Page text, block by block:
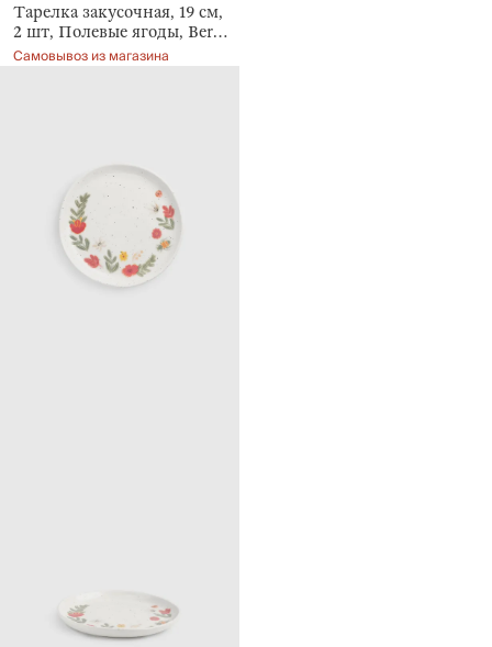
Тарелка закусочная, 19 см,
2 шт, Полевые ягоды, Berry
meadow
Самовывоз из магазина